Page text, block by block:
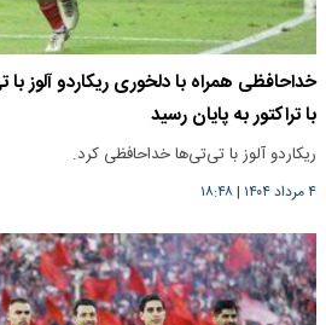
با تراکتور به پایان رسید
ریکاردو آلوز با تی‌تی‌ها خداحافظی کرد.
۴ مرداد ۱۴۰۴ |۱۸:۴۸